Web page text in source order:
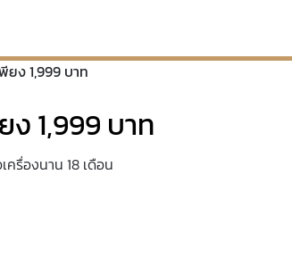
ยง 1,999 บาท
1,999 บาท
ครื่องนาน 18 เดือน